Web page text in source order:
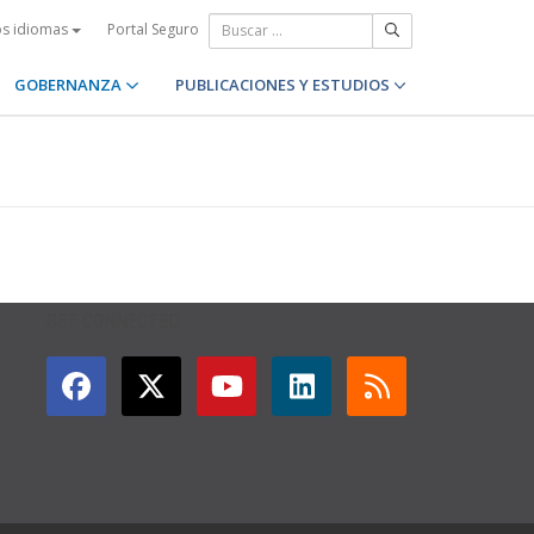
idiomas Portal Seguro
GOBERNANZA PUBLICACIONES Y ESTUDIOS